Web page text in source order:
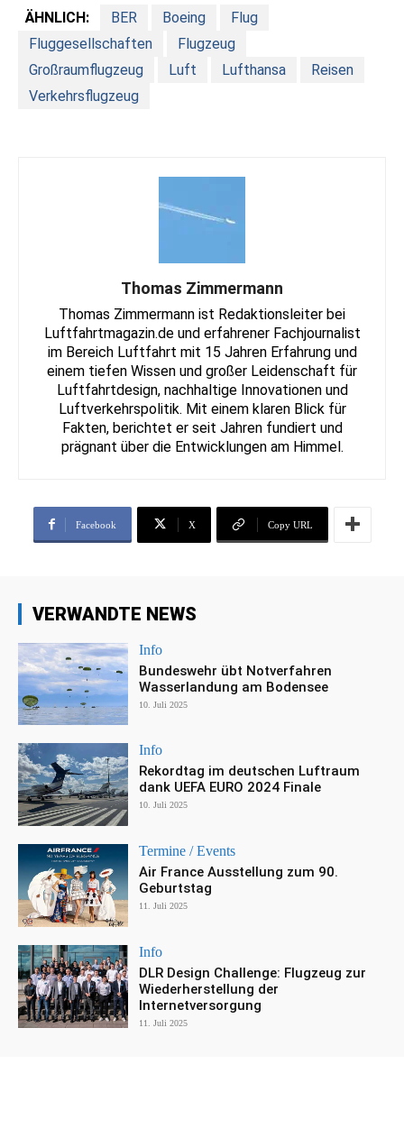
ÄHNLICH: BER Boeing
Flug
Fluggesellschaften
Flugzeug
Großraumflugzeug
Luft Lufthansa
Reisen
Verkehrsflugzeug
Thomas Zimmermann
Thomas Zimmermann ist Redaktionsleiter bei
Luftfahrtmagazin.de und erfahrener Fachjournalist
im Bereich Luftfahrt mit 15 Jahren Erfahrung und
einem tiefen Wissen und großer Leidenschaft für
Luftfahrtdesign, nachhaltige Innovationen und
Luftverkehrspolitik. Mit einem klaren Blick für
Fakten, berichtet er seit Jahren fundiert und
prägnant über die Entwicklungen am Himmel.
Facebook X Copy URL
VERWANDTE NEWS
Info
Bundeswehr übt Notverfahren
Wasserlandung am Bodensee
10. Juli 2025
Info
Rekordtag im deutschen Luftraum
dank UEFA EURO 2024 Finale
10. Juli 2025
Termine / Events
Air France Ausstellung zum 90.
Geburtstag
11. Juli 2025
Info
DLR Design Challenge: Flugzeug zur
Wiederherstellung der
Internetversorgung
11. Juli 2025